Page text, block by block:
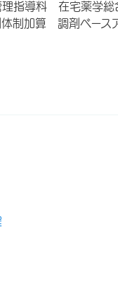
指導料 在宅薬学
制加算 調剤ベース